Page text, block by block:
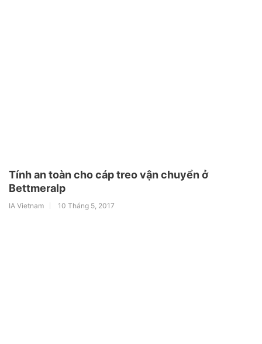
Tính an toàn cho cáp treo vận chuyển ở
Bettmeralp
IA Vietnam 10 Tháng 5, 2017